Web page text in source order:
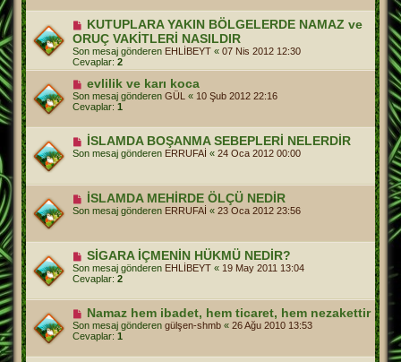
KUTUPLARA YAKIN BÖLGELERDE NAMAZ ve
ORUÇ VAKİTLERİ NASILDIR
Son mesaj gönderen EHLİBEYT « 07 Nis 2012 12:30
Cevaplar: 2
evlilik ve karı koca
Son mesaj gönderen GÜL « 10 Şub 2012 22:16
Cevaplar: 1
İSLAMDA BOŞANMA SEBEPLERİ NELERDİR
Son mesaj gönderen ERRUFAİ « 24 Oca 2012 00:00
İSLAMDA MEHİRDE ÖLÇÜ NEDİR
Son mesaj gönderen ERRUFAİ « 23 Oca 2012 23:56
SİGARA İÇMENİN HÜKMÜ NEDİR?
Son mesaj gönderen EHLİBEYT « 19 May 2011 13:04
Cevaplar: 2
Namaz hem ibadet, hem ticaret, hem nezakettir
Son mesaj gönderen gülşen-shmb « 26 Ağu 2010 13:53
Cevaplar: 1